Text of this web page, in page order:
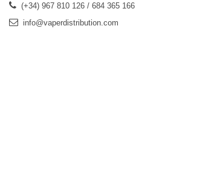
(+34) 967 810 126 / 684 365 166
info@vaperdistribution.com